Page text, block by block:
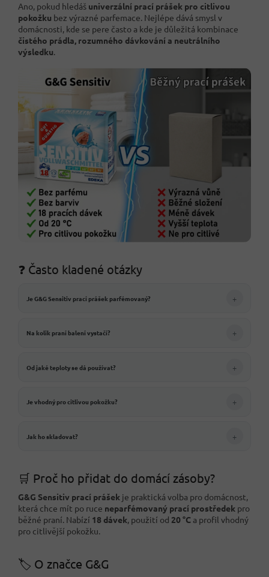
Ano, pokud hledáš univerzální prací prášek pro citlivou
pokožku bez výrazné parfemace. Nejlépe dává smysl v
domácnosti, kde se pere často a kde je důležitá kombinace
čistého prádla, rozumného dávkování a neutrálního
výsledku.
❓ Často kladené otázky
Je G&G Sensitiv prací prášek parfémovaný? +
Na kolik praní balení vystačí? +
Od jaké teploty se dá používat? +
Je vhodný pro citlivou pokožku? +
Jak ho skladovat? +
🛒 Proč ho přidat do domácí zásoby?
G&G Sensitiv prací prášek je praktická volba pro domácnost,
která chce mít po ruce neparfémovaný prací prostředek pro
běžné praní. Nabízí 18 dávek, použití od 20 °C a profil vhodný
pro citlivější pokožku.
🏷️ O značce G&G